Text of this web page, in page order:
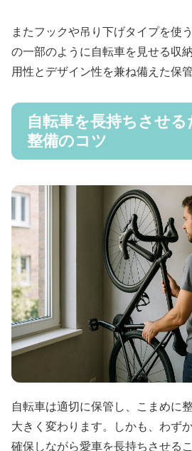
またフックや吊り下げタイプを使
の一部のように自転車を見せる収
用性とデザイン性を兼ね備えた保
自転車を長持ちさせる
整備のコツ
自転車は適切に保管し、こまめに
大きく変わります。しかも、わず
確保しながら愛車を長持ちさせる